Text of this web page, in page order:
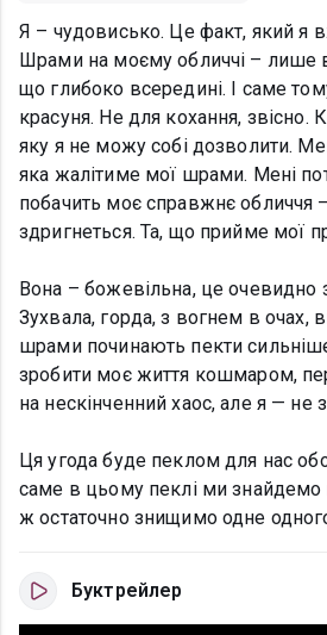
Я – чудовисько. Це факт, який я
Шрами на моєму обличчі – лише
що глибоко всередині. І саме
красуня. Не для кохання, звісно.
яку я не можу собі дозволити.
яка жалітиме мої шрами. Мені
побачить моє справжнє обличчя
здригнеться. Та, що прийме мої
Вона – божевільна, це очевидно
Зухвала, горда, з вогнем в очах,
шрами починають пекти
зробити моє життя кошмаром,
на нескінченний хаос, але я — не
Ця угода буде пеклом для нас
саме в цьому пеклі ми
ж остаточно знищимо одне
Буктрейлер